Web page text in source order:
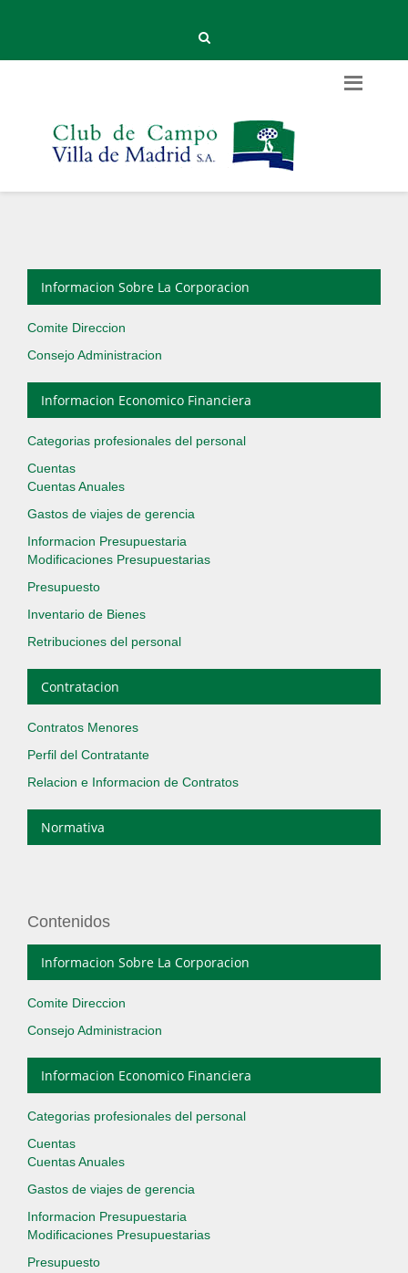
Informacion Sobre La Corporacion
Comite Direccion
Consejo Administracion
Informacion Economico Financiera
Categorias profesionales del personal
Cuentas
Cuentas Anuales
Gastos de viajes de gerencia
Informacion Presupuestaria
Modificaciones Presupuestarias
Presupuesto
Inventario de Bienes
Retribuciones del personal
Contratacion
Contratos Menores
Perfil del Contratante
Relacion e Informacion de Contratos
Normativa
Contenidos
Informacion Sobre La Corporacion
Comite Direccion
Consejo Administracion
Informacion Economico Financiera
Categorias profesionales del personal
Cuentas
Cuentas Anuales
Gastos de viajes de gerencia
Informacion Presupuestaria
Modificaciones Presupuestarias
Presupuesto